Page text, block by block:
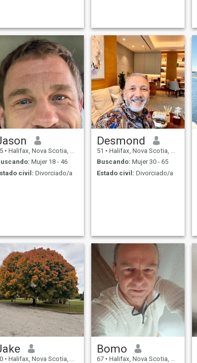
• Halifax, Nova Scotia, Canadá
Mujer 18 - 46
civil: Divorciado/a
Desmond
51 • Halifax, Nova Scotia, Canadá
Buscando: Mujer 30 - 65
Estado civil: Divorciado/a
• Halifax, Nova Scotia, Canadá
Bomo
67 • Halifax, Nova Scotia, Canadá